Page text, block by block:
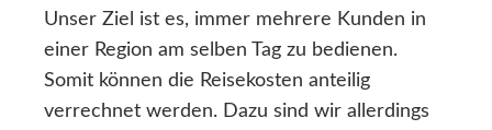
Unser Ziel ist es, immer mehrere Kunden in
einer Region am selben Tag zu bedienen.
Somit können die Reisekosten anteilig
verrechnet werden. Dazu sind wir allerdings